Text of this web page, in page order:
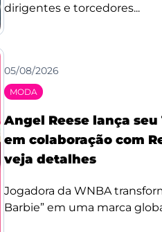
dirigentes e torcedores...
05/08/2026
MODA
Angel Reese lança seu
em colaboração com
veja detalhes
Jogadora da WNBA
Barbie” em uma marca